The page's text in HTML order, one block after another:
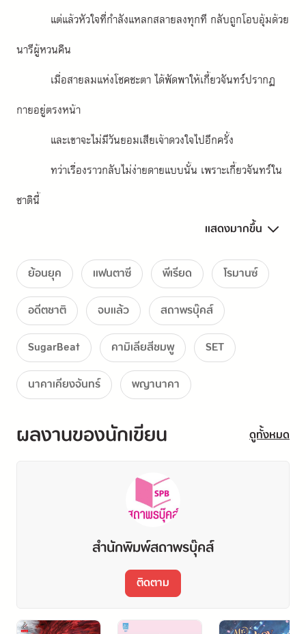
แต่แล้วหัวใจที่กำลังแหลกสลายลงทุกที กลับถูกโอบอุ้มด้วย
นารีผู้หวนคืน
เมื่อสายลมแห่งโชคชะตา ได้พัดพาให้เกี้ยวจันทร์ปรากฏ
กายอยู่ตรงหน้า
และเขาจะไม่มีวันยอมเสียเจ้าดวงใจไปอีกครั้ง
ทว่าเรื่องราวกลับไม่ง่ายดายแบบนั้น เพราะเกี้ยวจันทร์ใน
ชาตินี้
ไม่หลงเหลือความทรงจำในอดีตชาติอันแสนหวานเลย
แม้แต่น้อย
นวนิยายเรื่อง นาคาเคียงจันทร์ มี 2 เล่มจบ
แสดงมากขึ้น
ย้อนยุค แฟนตาซี พีเรียด
โรมานซ์
อดีตชาติ
จบแล้ว
สถาพรบุ๊คส์
SugarBeat
คามิเลียสีชมพู
SET
นาคาเคียงจันทร์
พญานาคา
ผลงานของนักเขียน ดูทั้งหมด
สำนักพิมพ์สถาพรบุ๊คส์
ติดตาม